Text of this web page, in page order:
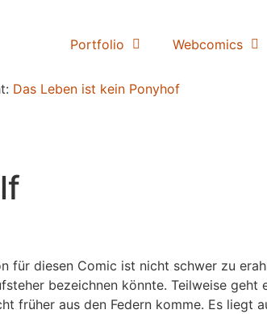
Portfolio Webcomics
Das Leben ist kein Ponyhof
für diesen Comic ist nicht schwer zu
bezeichnen könnte. Teilweise geht
früher aus den Federn komme. Es liegt